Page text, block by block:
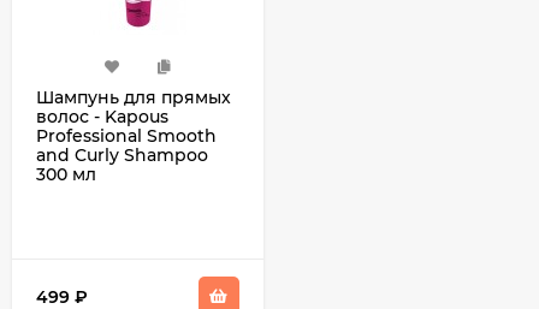
Шампунь для прямых
волос - Kapous
Professional Smooth
and Curly Shampoo
300 мл
499 ₽